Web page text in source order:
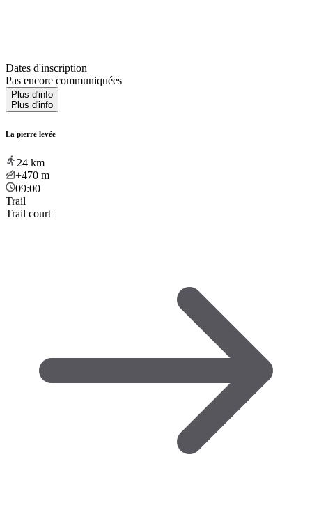
Dates d'inscription
Pas encore communiquées
Plus d'info
Plus d'info
La pierre levée
24 km
+470 m
09:00
Trail
Trail court